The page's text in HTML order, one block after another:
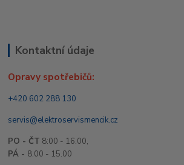
Kontaktní údaje
Opravy spotřebičů:
+420 602 288 130
servis@elektroservismencik.cz
PO - ČT 8:00 - 16.00,
PÁ - 8.00 - 15.00